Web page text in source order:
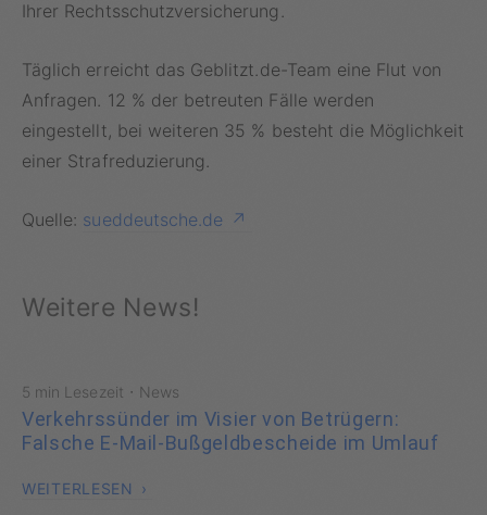
Ihrer Rechtsschutzversicherung.
Täglich erreicht das Geblitzt.de-Team eine Flut von
Anfragen. 12 % der betreuten Fälle werden
eingestellt, bei weiteren 35 % besteht die Möglichkeit
einer Strafreduzierung.
Quelle: sueddeutsche.de
Weitere News!
5 min Lesezeit · News
Verkehrssünder im Visier von Betrügern:
Falsche E-Mail-Bußgeldbescheide im Umlauf
WEITERLESEN